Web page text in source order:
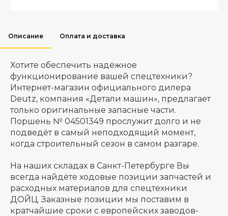
Описание Оплата и доставка
Хотите обеспечить надёжное
функционирование вашей спецтехники?
Интернет-магазин официального дилера
Deutz, компания «Детали машин», предлагает
только оригинальные запасные части.
Поршень № 04501349 прослужит долго и не
подведёт в самый неподходящий момент,
когда строительный сезон в самом разгаре.
На наших складах в Санкт-Петербурге Вы
всегда найдёте ходовые позиции запчастей и
расходных материалов для спецтехники
ДОЙЦ. Заказные позиции мы поставим в
кратчайшие сроки с европейских заводов-